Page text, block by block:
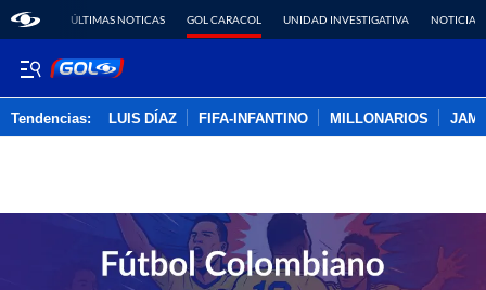
ÚLTIMAS NOTICAS GOL CARACOL UNIDAD INVESTIGATIVA NOTICIAS
Tendencias: LUIS DÍAZ FIFA-INFANTINO MILLONARIOS